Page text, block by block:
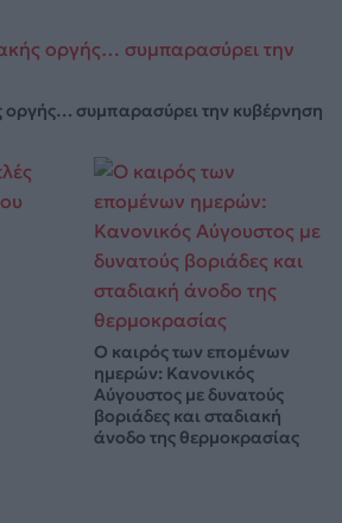
συμπαρασύρει την κυβέρνηση
Ο καιρός των επομένων
ημερών: Κανονικός
Αύγουστος με δυνατούς
βοριάδες και σταδιακή
άνοδο της θερμοκρασίας